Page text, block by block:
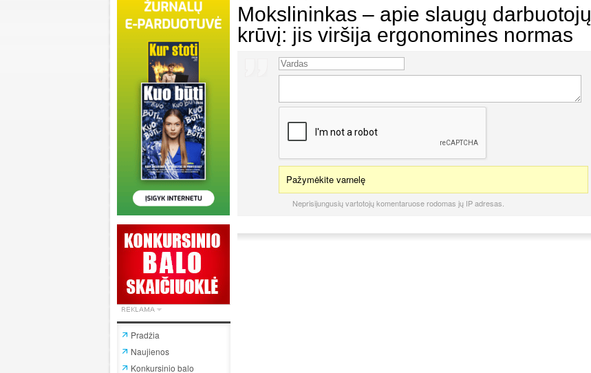
Pradžia
Naujienos
Konkursinio balo
Mokslininkas – apie slaugų darbuotojų
krūvį: jis viršija ergonomines normas
Pažymėkite varnelę
Neprisijungusių vartotojų komentaruose rodomas jų IP adresas.